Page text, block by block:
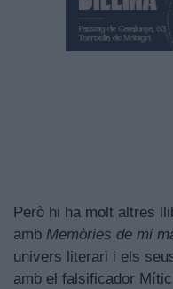
Però hi ha molt altres
amb Memòries de mi
univers literari i els
amb el falsificador